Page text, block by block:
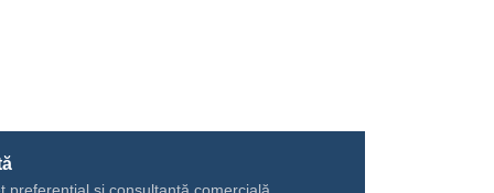
preferențial și consultanță comercială.